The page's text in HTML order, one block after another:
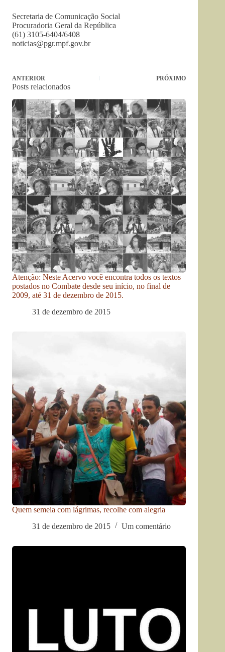
Secretaria de Comunicação Social
Procuradoria Geral da República
(61) 3105-6404/6408
noticias@pgr.mpf.gov.br
ANTERIOR PRÓXIMO
Posts relacionados
Atenção: Neste Acervo você encontra todos os textos
postados no Combate desde seu início, no final de
2009, até 31 de dezembro de 2015.
31 de dezembro de 2015
Quem semeia com lágrimas, recolhe com alegria
31 de dezembro de 2015
Um comentário